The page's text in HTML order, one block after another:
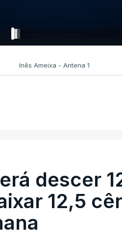
Inês Ameixa - Antena 1
descer
12,5